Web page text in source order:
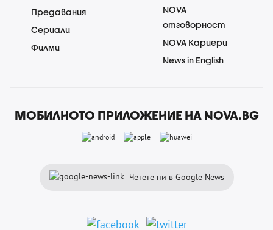
Предавания
Сериали
Филми
NOVA
отговорност
NOVA Кариери
News in English
МОБИЛНОТО ПРИЛОЖЕНИЕ НА NOVA.BG
Четете ни в Google News